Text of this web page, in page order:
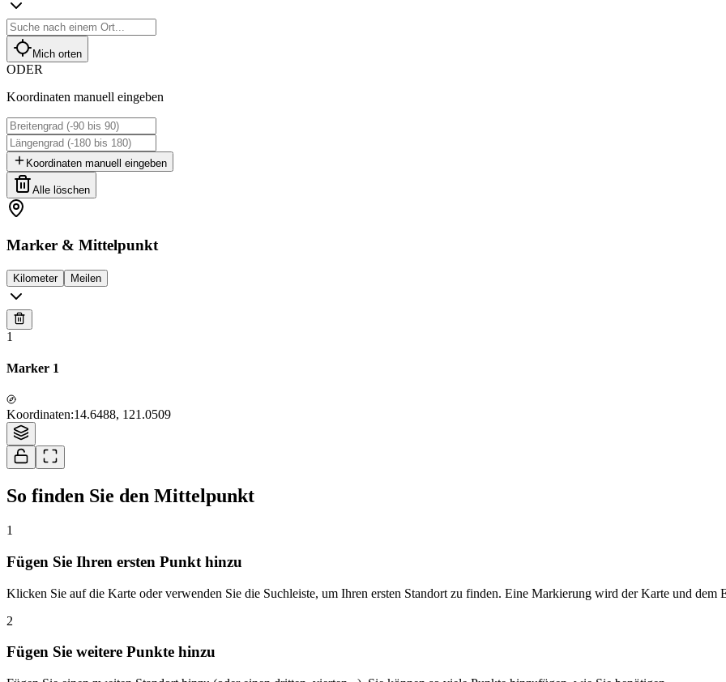
Mich orten
ODER
Koordinaten manuell eingeben
Koordinaten manuell eingeben
Alle löschen
Marker & Mittelpunkt
Kilometer Meilen
1
Marker 1
Koordinaten:14.6488, 121.0509
So finden Sie den Mittelpunkt
1
Fügen Sie Ihren ersten Punkt hinzu
Klicken Sie auf die Karte oder verwenden Sie die Suchleiste, um Ihren ersten Standort zu finden. Eine Markierung wird der Karte und dem
2
Fügen Sie weitere Punkte hinzu